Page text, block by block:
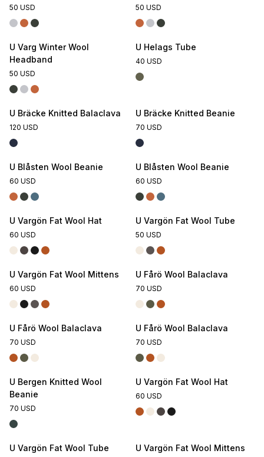
50 USD 50 USD
U Varg Winter Wool
Headband
50 USD
U Helags Tube
40 USD
U Bräcke Knitted Balaclava
120 USD
U Bräcke Knitted Beanie
70 USD
U Blåsten Wool Beanie
60 USD
U Blåsten Wool Beanie
60 USD
U Vargön Fat Wool Hat
60 USD
U Vargön Fat Wool Tube
50 USD
U Vargön Fat Wool Mittens
60 USD
U Fårö Wool Balaclava
70 USD
U Fårö Wool Balaclava
70 USD
U Fårö Wool Balaclava
70 USD
U Bergen Knitted Wool
Beanie
70 USD
U Vargön Fat Wool Hat
60 USD
U Vargön Fat Wool Tube U Vargön Fat Wool Mittens